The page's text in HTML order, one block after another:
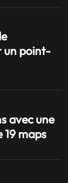
un point-
avec une
maps